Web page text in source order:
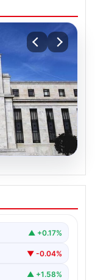
▲ +0.17%
▼ -0.04%
▲ +1.58%